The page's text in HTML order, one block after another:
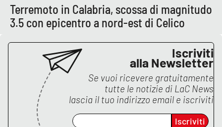
Lactv.it
Laconair.it
Lacitymag.it
Lacapitalenews.it
Ilreggino.it
Terremoto in Calabria, scossa di magnitudo
3.5 con epicentro a nord-est di Celico
Iscriviti
alla Newsletter
Se vuoi ricevere gratuitamente
tutte le notizie di LaC News
lascia il tuo indirizzo email e iscriviti
Iscriviti